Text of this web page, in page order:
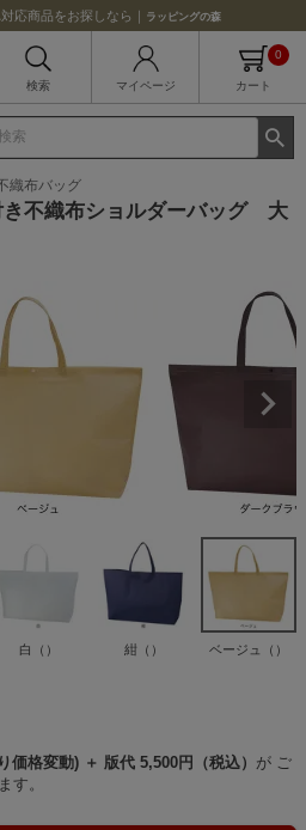
応商品をお探しなら｜ ラッピングの森
検索 マイページ カート
0
織布バッグ
き不織布ショルダーバッグ 大
白（） 紺（） ベージュ（）
格変動) ＋ 版代 5,500円（税込） が ご
す。